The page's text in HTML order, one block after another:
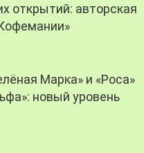
открытий: авторская
Марка» и «Роса»
новый уровень